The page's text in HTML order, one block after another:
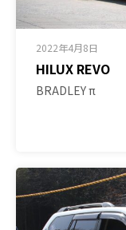
2022年4月8日
HILUX REVO
BRADLEY π